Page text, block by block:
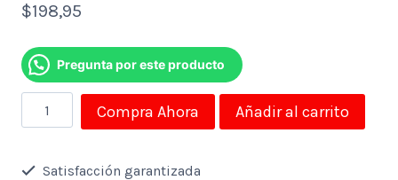
$198,95
Pregunta por este producto
Sistema
Wifi
Mesh
Compra Ahora Añadir al carrito
Satisfacción garantizada